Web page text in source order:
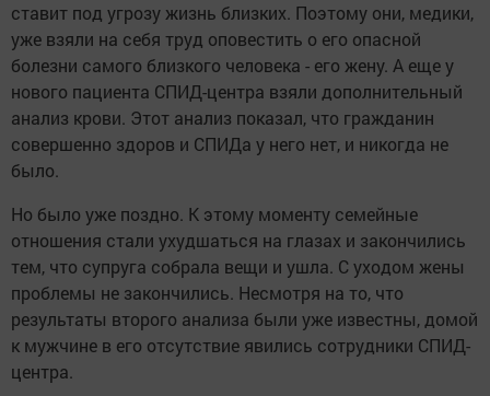
ставит под угрозу жизнь близких. Поэтому они, медики,
уже взяли на себя труд оповестить о его опасной
болезни самого близкого человека - его жену. А еще у
нового пациента СПИД-центра взяли дополнительный
анализ крови. Этот анализ показал, что гражданин
совершенно здоров и СПИДа у него нет, и никогда не
было.
Но было уже поздно. К этому моменту семейные
отношения стали ухудшаться на глазах и закончились
тем, что супруга собрала вещи и ушла. С уходом жены
проблемы не закончились. Несмотря на то, что
результаты второго анализа были уже известны, домой
к мужчине в его отсутствие явились сотрудники СПИД-
центра.